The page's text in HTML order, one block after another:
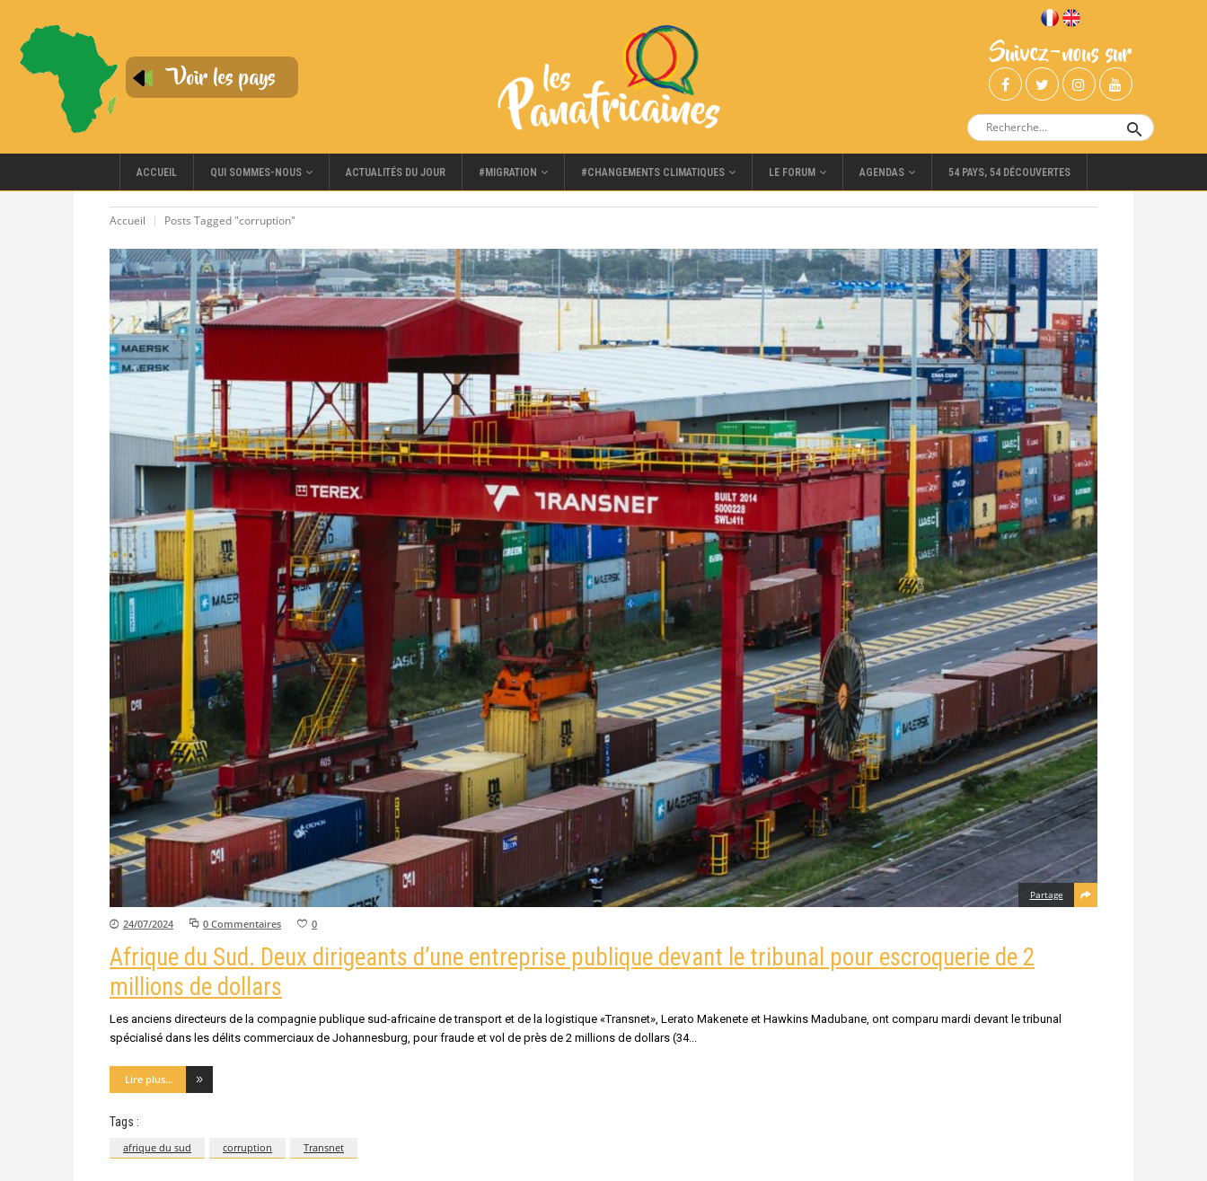
Suivez-nous sur
ACCUEIL QUI SOMMES-NOUS ACTUALITÉS DU JOUR #MIGRATION #CHANGEMENTS CLIMATIQUES LE FORUM AGENDAS 54 PAYS, 54 DÉCOUVERTES
Accueil Posts Tagged "corruption"
Partage
24/07/2024 0 Commentaires 0
Afrique du Sud. Deux dirigeants d’une entreprise publique devant le tribunal pour escroquerie de 2
millions de dollars
Les anciens directeurs de la compagnie publique sud-africaine de transport et de la logistique «Transnet», Lerato Makenete et Hawkins Madubane, ont comparu mardi devant le tribunal
spécialisé dans les délits commerciaux de Johannesburg, pour fraude et vol de près de 2 millions de dollars (34
Lire plus...
Tags :
afrique du sud corruption Transnet